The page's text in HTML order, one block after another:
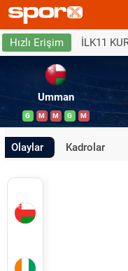
Hızlı Erişim İLK11
Umman
G M M G M
Olaylar Kadrolar